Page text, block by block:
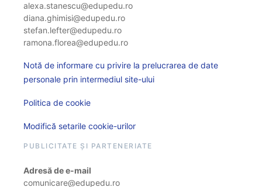
alexa.stanescu@edupedu.ro
diana.ghimisi@edupedu.ro
stefan.lefter@edupedu.ro
ramona.florea@edupedu.ro
Notă de informare cu privire la prelucrarea de date
personale prin intermediul site-ului
Politica de cookie
Modifică setarile cookie-urilor
PUBLICITATE ȘI PARTENERIATE
Adresă de e-mail
comunicare@edupedu.ro